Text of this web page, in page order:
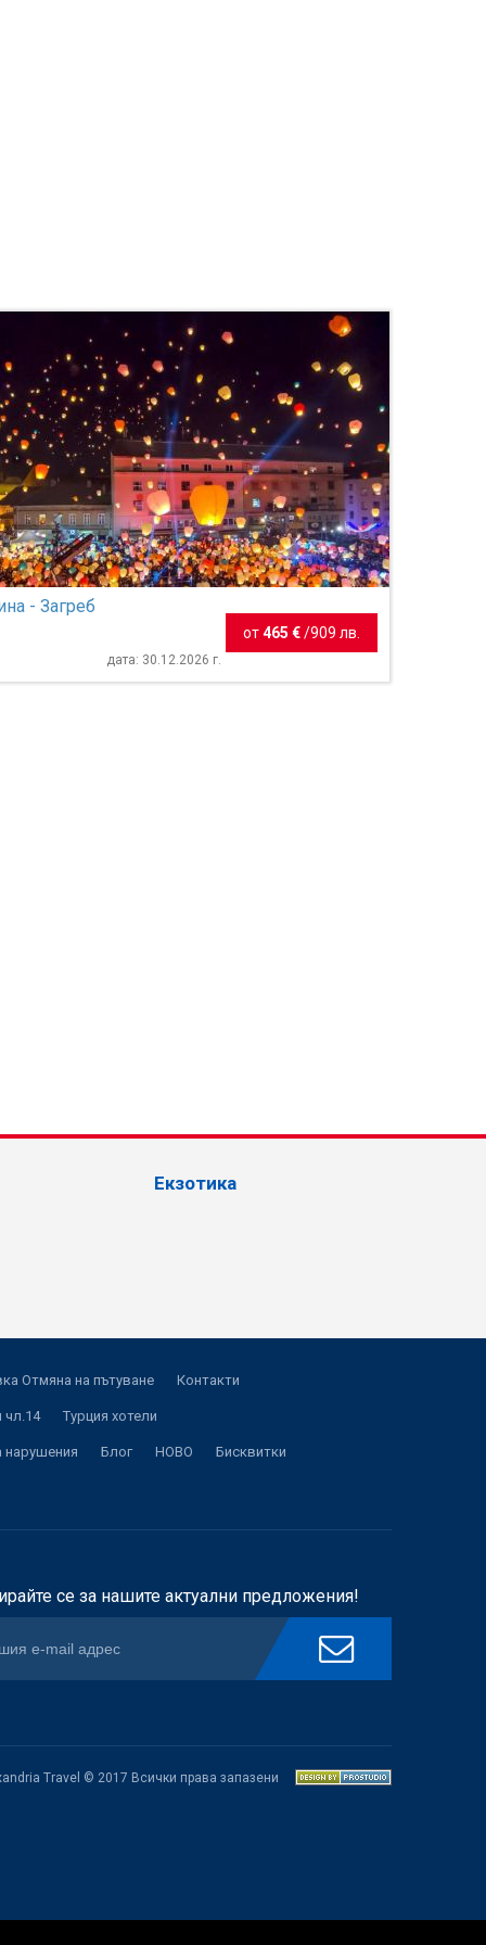
- Загреб
дата: 30.12.2026 г.
от465 € /909 лв.
Екзотика
Отмяна на пътуване Контакти
чл.14 Турция хотели
нарушения Блог НОВО Бисквитки
се за нашите актуални предложения!
Travel © 2017 Всички права запазени